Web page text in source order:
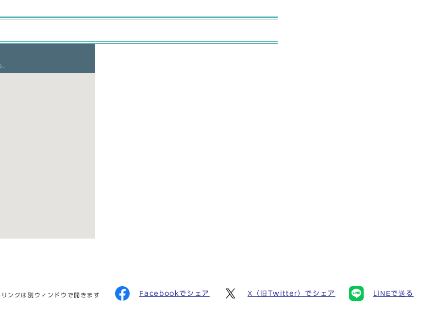
ンクは別ウィンドウで開きます Facebookでシェア X（旧Twitter）でシェア LINEで送る